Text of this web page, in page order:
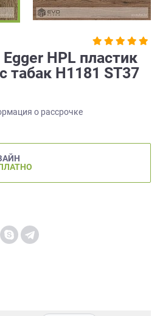
HPL пластик
табак H1181 ST37
о рассрочке